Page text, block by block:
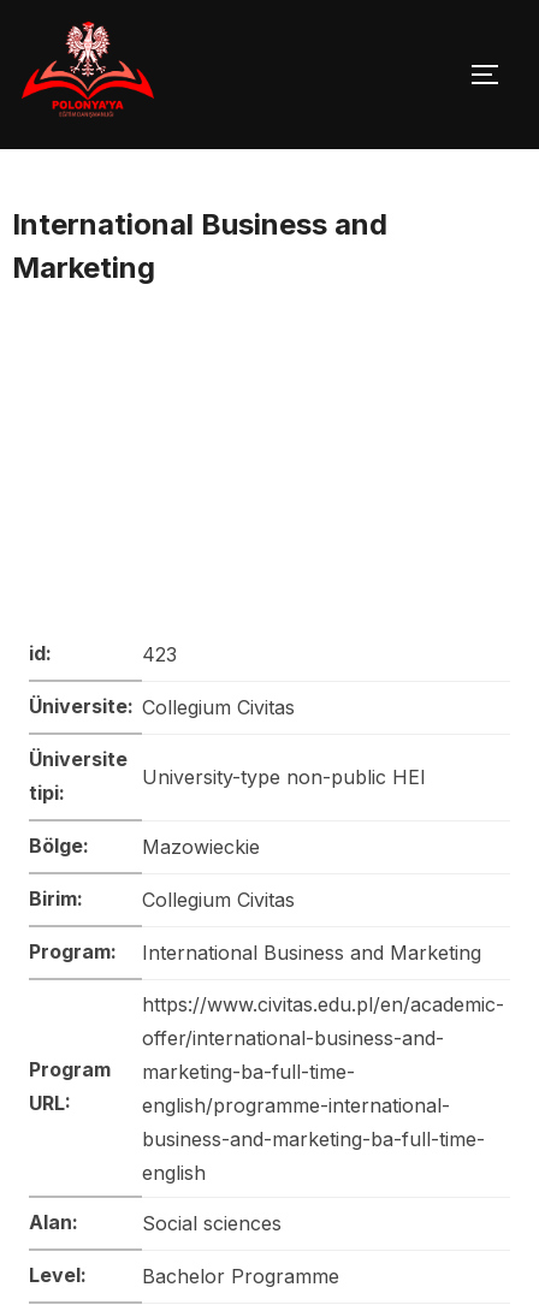
content
International Business and
Marketing
id: 423
Üniversite: Collegium Civitas
Üniversite
tipi:
University-type non-public HEI
Bölge: Mazowieckie
Birim: Collegium Civitas
Program: International Business and Marketing
Program
URL:
https://www.civitas.edu.pl/en/academic-
offer/international-business-and-
marketing-ba-full-time-
english/programme-international-
business-and-marketing-ba-full-time-
english
Alan: Social sciences
Level: Bachelor Programme